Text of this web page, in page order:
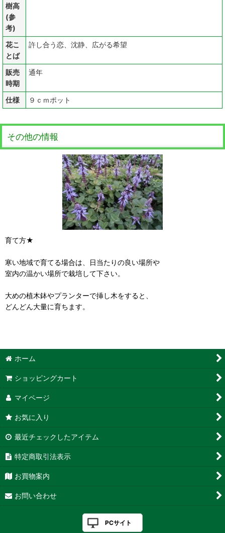
樹高
(参
考)
花こ
とば
許し合う恋、沈静、広がる希望
販売
時期
通年
仕様 ９ｃｍポット
その他の情報
育て方★
寒い地域で育てる場合は、日当たりの良い場所や
室内の温かい場所で栽培して下さい。
大めの植木鉢やプランターで挿し木をすると、
どんどん大量に育ちます。
ホーム
ショッピングカート
マイページ
お気に入り
最近チェックしたアイテム
特定商取引法表示
お買物案内
お問い合わせ
PCサイト